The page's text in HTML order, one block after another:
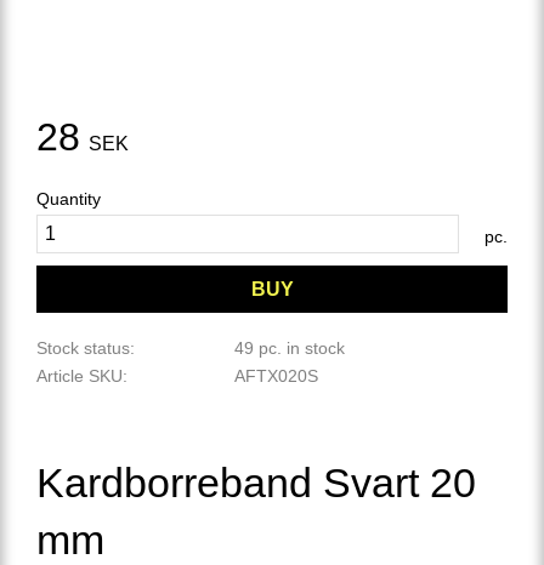
28 SEK
Quantity
pc.
BUY
Stock status
49 pc. in stock
Article SKU
AFTX020S
Kardborreband Svart 20
mm